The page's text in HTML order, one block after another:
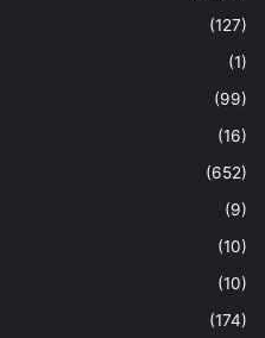
(127)
(1)
(99)
(16)
(652)
(9)
(10)
(10)
(174)